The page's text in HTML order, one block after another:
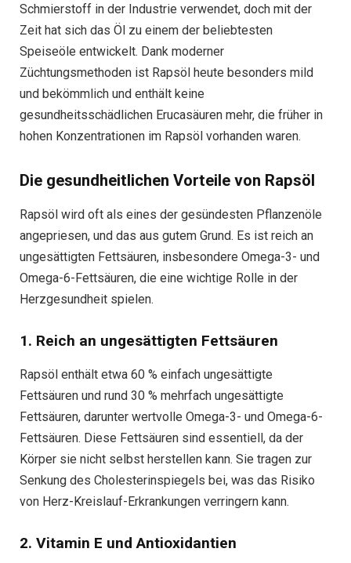
Schmierstoff in der Industrie verwendet, doch mit der
Zeit hat sich das Öl zu einem der beliebtesten
Speiseöle entwickelt. Dank moderner
Züchtungsmethoden ist Rapsöl heute besonders mild
und bekömmlich und enthält keine
gesundheitsschädlichen Erucasäuren mehr, die früher in
hohen Konzentrationen im Rapsöl vorhanden waren.
Die gesundheitlichen Vorteile von Rapsöl
Rapsöl wird oft als eines der gesündesten Pflanzenöle
angepriesen, und das aus gutem Grund. Es ist reich an
ungesättigten Fettsäuren, insbesondere Omega-3- und
Omega-6-Fettsäuren, die eine wichtige Rolle in der
Herzgesundheit spielen.
1. Reich an ungesättigten Fettsäuren
Rapsöl enthält etwa 60 % einfach ungesättigte
Fettsäuren und rund 30 % mehrfach ungesättigte
Fettsäuren, darunter wertvolle Omega-3- und Omega-6-
Fettsäuren. Diese Fettsäuren sind essentiell, da der
Körper sie nicht selbst herstellen kann. Sie tragen zur
Senkung des Cholesterinspiegels bei, was das Risiko
von Herz-Kreislauf-Erkrankungen verringern kann.
2. Vitamin E und Antioxidantien